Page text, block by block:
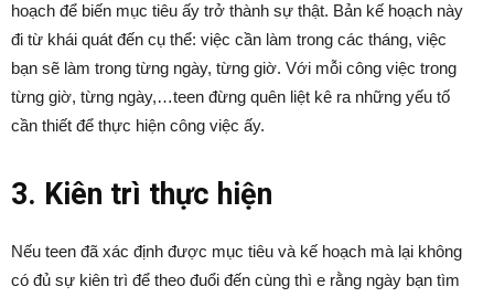
hoạch để biến mục tiêu ấy trở thành sự thật. Bản kế hoạch này
đi từ khái quát đến cụ thể: việc cần làm trong các tháng, việc
bạn sẽ làm trong từng ngày, từng giờ. Với mỗi công việc trong
từng giờ, từng ngày,…teen đừng quên liệt kê ra những yếu tố
cần thiết để thực hiện công việc ấy.
3. Kiên trì thực hiện
Nếu teen đã xác định được mục tiêu và kế hoạch mà lại không
có đủ sự kiên trì để theo đuổi đến cùng thì e rằng ngày bạn tìm